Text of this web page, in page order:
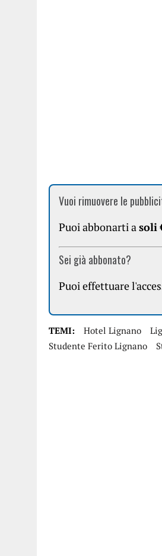
Vuoi rimuovere le
Puoi abbonarti asoli
Sei già abbonato?
Puoi effettuare
TEMI: Hotel Lignano
Studente Ferito Lignano